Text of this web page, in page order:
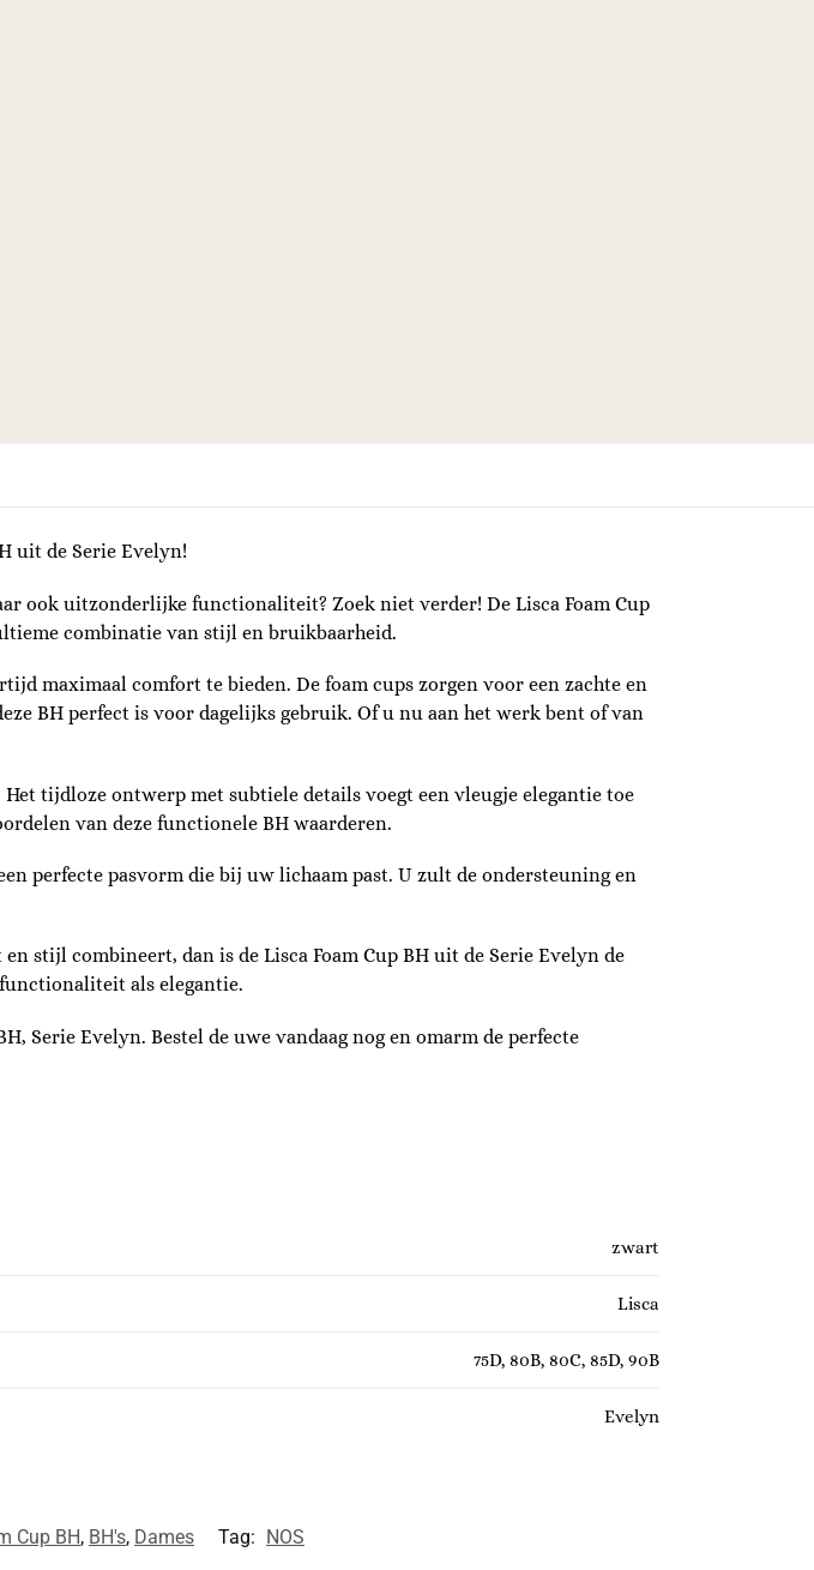
uit de Serie Evelyn!
ook uitzonderlijke functionaliteit? Zoek niet verder! De Lisca Foam Cup
combinatie van stijl en bruikbaarheid.
maximaal comfort te bieden. De foam cups zorgen voor een zachte en
BH perfect is voor dagelijks gebruik. Of u nu aan het werk bent of van
tijdloze ontwerp met subtiele details voegt een vleugje elegantie toe
van deze functionele BH waarderen.
perfecte pasvorm die bij uw lichaam past. U zult de ondersteuning en
stijl combineert, dan is de Lisca Foam Cup BH uit de Serie Evelyn de
als elegantie.
Serie Evelyn. Bestel de uwe vandaag nog en omarm de perfecte
zwart
Lisca
75D, 80B, 80C, 85D, 90B
Evelyn
Cup BH, BH's, Dames Tag: NOS